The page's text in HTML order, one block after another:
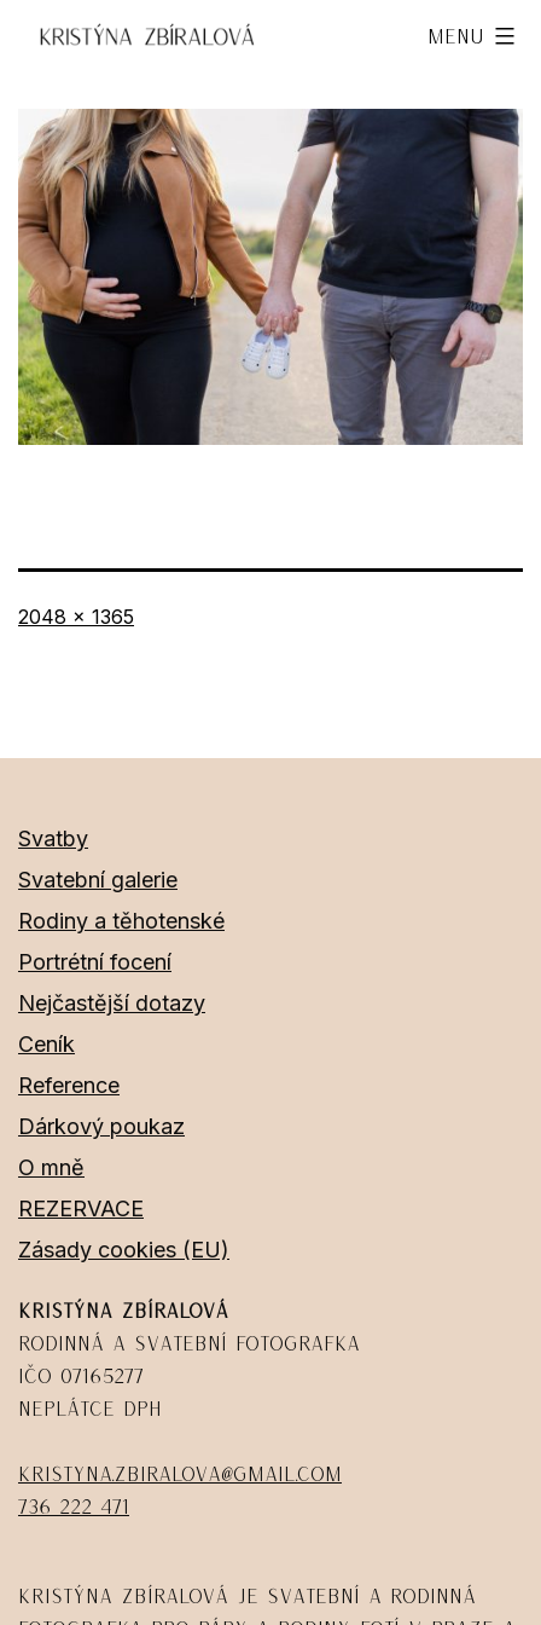
obsahu
Kristýna
Menu
Původní
2048 × 1365
Svatby
Svatební galerie
Rodiny a těhotenské
Portrétní focení
Nejčastější dotazy
Ceník
Reference
Dárkový poukaz
O mně
REZERVACE
Zásady cookies (EU)
Kristýna Zbíralová
Rodinná a svatební fotografka
IČO 07165277
Neplátce DPH
kristyna.zbiralova@gmail.com
736 222 471
Kristýna Zbíralová je svatební a rodinná